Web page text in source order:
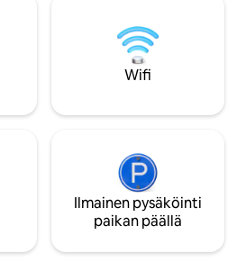
näkymät
*
helmet
*
perheille tai
haluavat luoda
Wifi
Ilmainen pysäköinti
paikan päällä